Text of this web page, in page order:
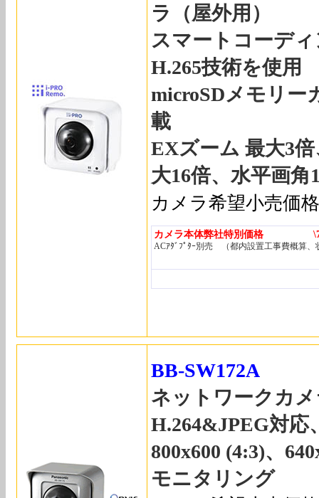
ラ（屋外用）
スマートコーデ
H.265技術を使用
microSDメモリー
載
EXズーム 最大3
大16倍、水平画角
カメラ希望小売価
カメラ本体弊社特別価格
ACｱﾀﾞﾌﾟﾀｰ別売 （都内設置工事費概算、
BB-SW172A
ネットワークカ
H.264&JPEG対応
800x600 (4:3)、
モニタリング